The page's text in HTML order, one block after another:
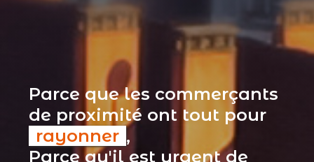
Parce que les commerçants
de proximité ont tout pour
rayonner ,
Parce qu'il est urgent de